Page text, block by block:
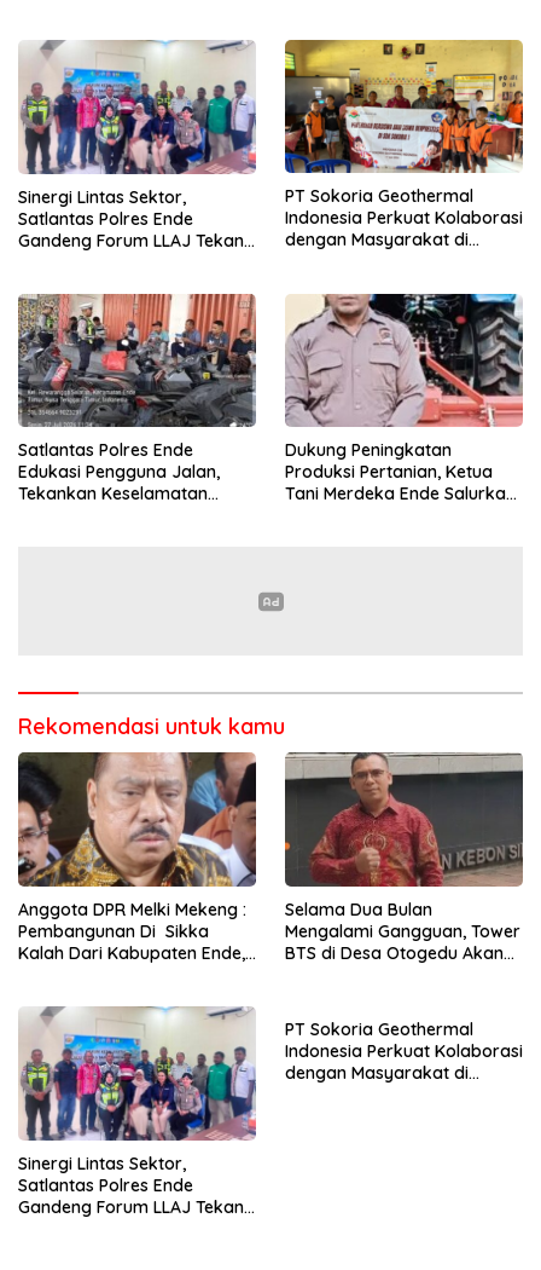
Sinergi Lintas Sektor,
Satlantas Polres Ende
Gandeng Forum LLAJ Tekan
PT Sokoria Geothermal
Indonesia Perkuat Kolaborasi
dengan Masyarakat di
Satlantas Polres Ende
Edukasi Pengguna Jalan,
Tekankan Keselamatan
Dukung Peningkatan
Produksi Pertanian, Ketua
Tani Merdeka Ende Salurkan
Rekomendasi untuk kamu
Anggota DPR Melki Mekeng :
Pembangunan Di Sikka
Kalah Dari Kabupaten Ende,
Selama Dua Bulan
Mengalami Gangguan, Tower
BTS di Desa Otogedu Akan
Sinergi Lintas Sektor,
Satlantas Polres Ende
Gandeng Forum LLAJ Tekan
PT Sokoria Geothermal
Indonesia Perkuat Kolaborasi
dengan Masyarakat di